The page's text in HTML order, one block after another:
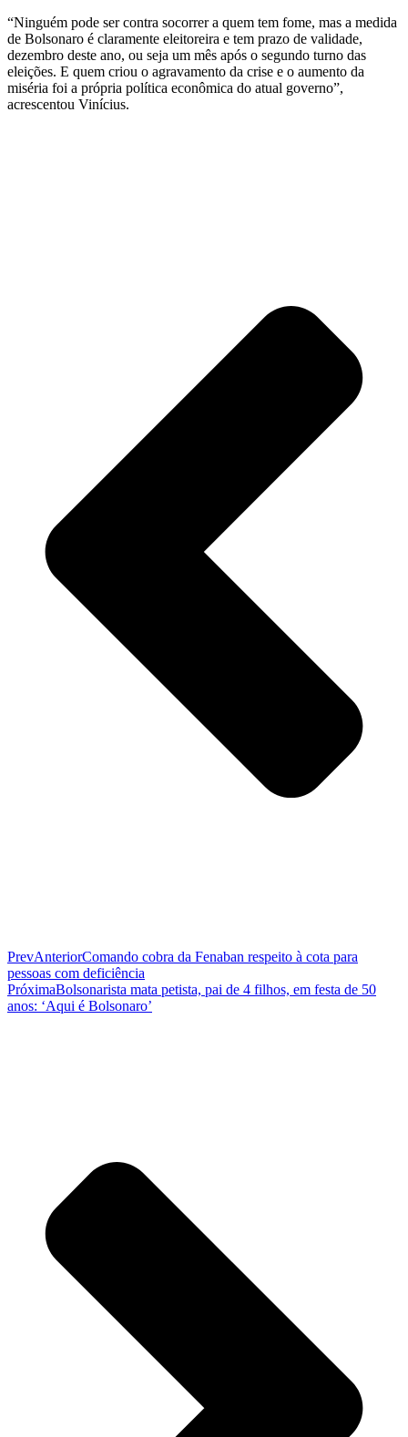
“Ninguém pode ser contra socorrer a quem tem fome, mas a medida
de Bolsonaro é claramente eleitoreira e tem prazo de validade,
dezembro deste ano, ou seja um mês após o segundo turno das
eleições. E quem criou o agravamento da crise e o aumento da
miséria foi a própria política econômica do atual governo”,
acrescentou Vinícius.
PrevAnteriorComando cobra da Fenaban respeito à cota para
pessoas com deficiência
PróximaBolsonarista mata petista, pai de 4 filhos, em festa de 50
anos: ‘Aqui é Bolsonaro’